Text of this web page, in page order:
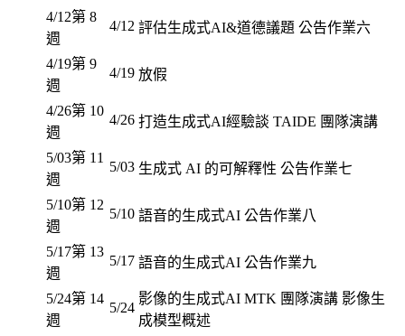
4/12第 8
週
4/12 評估生成式AI&道德議題 公告作業六
4/19第 9
週
4/19 放假
4/26第 10
週
4/26 打造生成式AI經驗談 TAIDE 團隊演講
5/03第 11
週
5/03 生成式 AI 的可解釋性 公告作業七
5/10第 12
週
5/10 語音的生成式AI 公告作業八
5/17第 13
週
5/17 語音的生成式AI 公告作業九
5/24第 14
週
5/24
影像的生成式AI MTK 團隊演講 影像生
成模型概述